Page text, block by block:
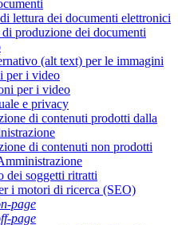
lettura dei documenti elettronici
produzione dei documenti
(alt text) per le immagini
per i video
per i video
e privacy
di contenuti prodotti dalla
di contenuti non prodotti
dei soggetti ritratti
i motori di ricerca (SEO)
page
page